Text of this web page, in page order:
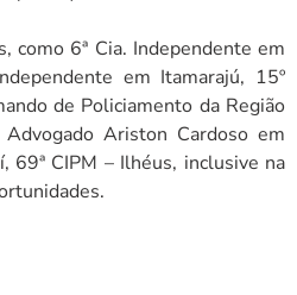
como 6ª Cia. Independente em
em Itamarajú, 15º
de Policiamento da Região
Ariston Cardoso em
69ª CIPM – Ilhéus, inclusive na